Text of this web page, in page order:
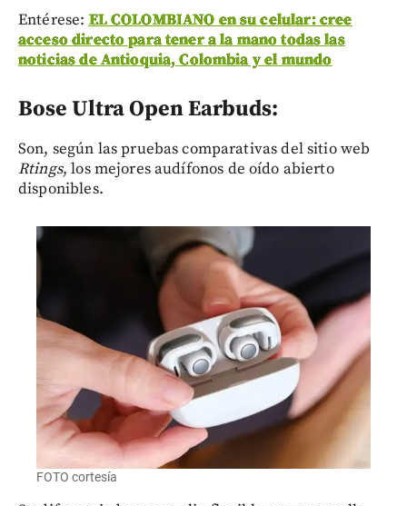
Entérese: EL COLOMBIANO en su celular: cree
acceso directo para tener a la mano todas las
noticias de Antioquia, Colombia y el mundo
Bose Ultra Open Earbuds:
Son, según las pruebas comparativas del sitio web
Rtings, los mejores audífonos de oído abierto
disponibles.
FOTO cortesía